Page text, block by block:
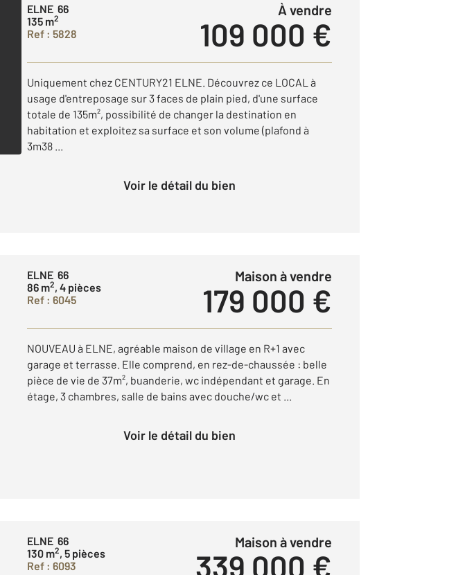
ELNE 66
135 m2
Ref : 5828
à vendre
109 000 €
Uniquement chez CENTURY21 ELNE. Découvrez ce LOCAL à
usage d'entreposage sur 3 faces de plain pied, d'une surface
totale de 135m², possibilité de changer la destination en
habitation et exploitez sa surface et son volume (plafond à
3m38 ...
Voir le détail du bien
ELNE 66
86 m2, 4 pièces
Ref : 6045
Maison à vendre
179 000 €
NOUVEAU à ELNE, agréable maison de village en R+1 avec
garage et terrasse. Elle comprend, en rez-de-chaussée : belle
pièce de vie de 37m², buanderie, wc indépendant et garage. En
étage, 3 chambres, salle de bains avec douche/wc et ...
Voir le détail du bien
ELNE 66
130 m2, 5 pièces
Ref : 6093
Maison à vendre
339 000 €